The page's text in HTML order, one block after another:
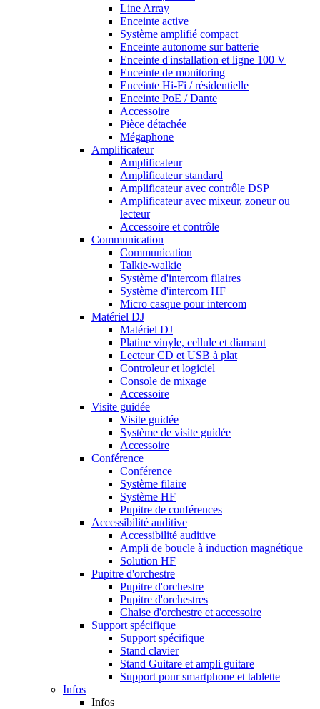
Line Array
Enceinte active
Système amplifié compact
Enceinte autonome sur batterie
Enceinte d'installation et ligne 100 V
Enceinte de monitoring
Enceinte Hi-Fi / résidentielle
Enceinte PoE / Dante
Accessoire
Pièce détachée
Mégaphone
Amplificateur
Amplificateur
Amplificateur standard
Amplificateur avec contrôle DSP
Amplificateur avec mixeur, zoneur ou
lecteur
Accessoire et contrôle
Communication
Communication
Talkie-walkie
Système d'intercom filaires
Système d'intercom HF
Micro casque pour intercom
Matériel DJ
Matériel DJ
Platine vinyle, cellule et diamant
Lecteur CD et USB à plat
Controleur et logiciel
Console de mixage
Accessoire
Visite guidée
Visite guidée
Système de visite guidée
Accessoire
Conférence
Conférence
Système filaire
Système HF
Pupitre de conférences
Accessibilité auditive
Accessibilité auditive
Ampli de boucle à induction magnétique
Solution HF
Pupitre d'orchestre
Pupitre d'orchestre
Pupitre d'orchestres
Chaise d'orchestre et accessoire
Support spécifique
Support spécifique
Stand clavier
Stand Guitare et ampli guitare
Support pour smartphone et tablette
Infos
Infos